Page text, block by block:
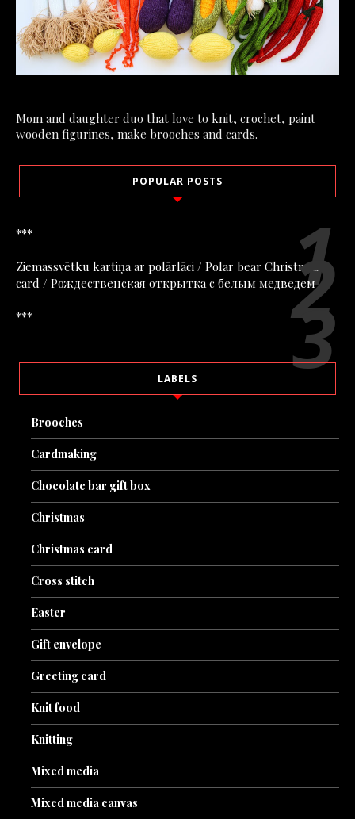
Mom and daughter duo that love to knit, crochet, paint
wooden figurines, make brooches and cards.
POPULAR POSTS
***
Ziemassvētku kartiņa ar polārlāci / Polar bear Christmas
card / Рождественская открытка с белым медведем
***
LABELS
Brooches
Cardmaking
Chocolate bar gift box
Christmas
Christmas card
Cross stitch
Easter
Gift envelope
Greeting card
Knit food
Knitting
Mixed media
Mixed media canvas